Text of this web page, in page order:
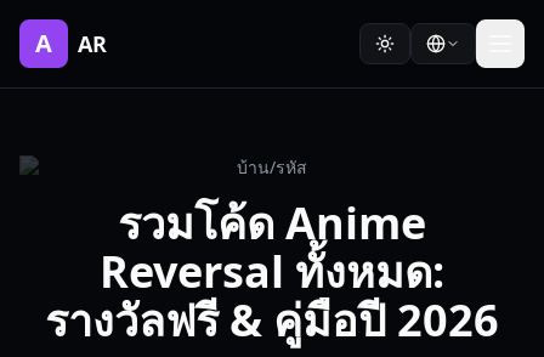
A AR
บ้าน/รหัส
รวมโค้ด Anime
Reversal ทั้งหมด:
รางวัลฟรี & คู่มือปี 2026